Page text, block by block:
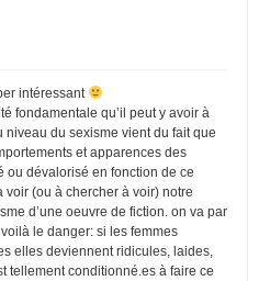
intéressant
fondamentale qu’il peut y avoir à
du sexisme vient du fait que
et apparences des
ou dévalorisé en fonction de ce
(ou à chercher à voir) notre
d’une oeuvre de fiction. on va par
le danger: si les femmes
elles deviennent ridicules, laides,
tellement conditionné.es à faire ce